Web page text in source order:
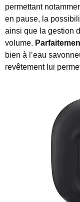
permettant
en pause, la
ainsi que la gestion
volume.
bien à l’eau
revêtement lui